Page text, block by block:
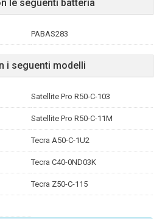
le seguenti batteria
PABAS283
i seguenti modelli
Satellite Pro R50-C-103
Satellite Pro R50-C-11M
Tecra A50-C-1U2
Tecra C40-0ND03K
Tecra Z50-C-115